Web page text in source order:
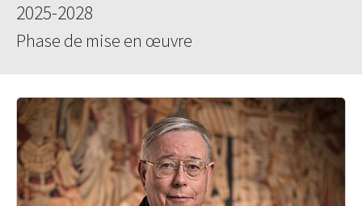
2025-2028
Phase de mise en œuvre